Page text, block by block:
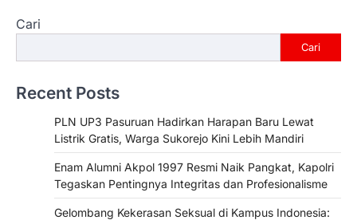
Cari
Cari
Recent Posts
PLN UP3 Pasuruan Hadirkan Harapan Baru Lewat
Listrik Gratis, Warga Sukorejo Kini Lebih Mandiri
Enam Alumni Akpol 1997 Resmi Naik Pangkat, Kapolri
Tegaskan Pentingnya Integritas dan Profesionalisme
Gelombang Kekerasan Seksual di Kampus Indonesia: